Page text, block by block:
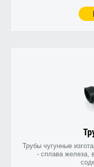
Трубы чугунные
- сплава железа,